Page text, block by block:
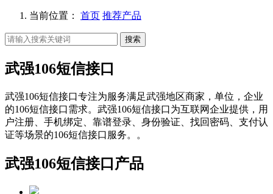
当前位置： 首页 推荐产品
搜索
武强106短信接口
武强106短信接口专注为服务满足武强地区商家，单位，企业
的106短信接口需求。武强106短信接口为互联网企业提供，用
户注册、手机绑定、靠谱登录、身份验证、找回密码、支付认
证等场景的106短信接口服务。。
武强106短信接口产品